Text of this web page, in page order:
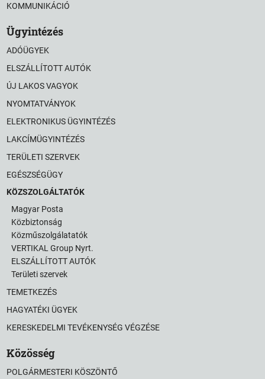
KOMMUNIKÁCIÓ
Ügyintézés
ADÓÜGYEK
ELSZÁLLÍTOTT AUTÓK
ÚJ LAKOS VAGYOK
NYOMTATVÁNYOK
ELEKTRONIKUS ÜGYINTÉZÉS
LAKCÍMÜGYINTÉZÉS
TERÜLETI SZERVEK
EGÉSZSÉGÜGY
KÖZSZOLGÁLTATÓK
Magyar Posta
Közbiztonság
Közműszolgálatatók
VERTIKAL Group Nyrt.
ELSZÁLLÍTOTT AUTÓK
Területi szervek
TEMETKEZÉS
HAGYATÉKI ÜGYEK
KERESKEDELMI TEVÉKENYSÉG VÉGZÉSE
Közösség
POLGÁRMESTERI KÖSZÖNTŐ